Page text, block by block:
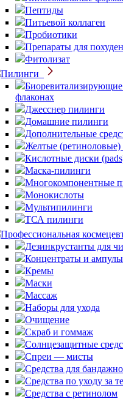
Пептиды
Питьевой коллаген
Пробиотики
Препараты для
Фитолизат
Пилинги
флаконах
Джесснер пилинги
Домашние пилинги
Дополнительные
Желтые (ретиноловые)
Кислотные диски
Маска-пилинги
Многокомпонентные
Монокислоты
Мультипилинги
ТСА пилинги
Профессиональная
Дезинкрустанты для
Концентраты и ампулы
Кремы
Маски
Массаж
Наборы для ухода
Очищение
Скраб и гоммаж
Солнцезащитные
Спреи — мисты
Средства для
Средства по уходу за
Средства с ретинолом